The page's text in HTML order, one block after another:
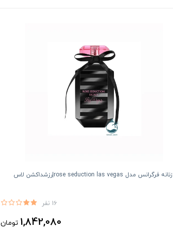
ادكلن زنانه فرگرانس مدل rose seduction las vegas|رزشداكشن لاس
16 نفر
1,842,080 تومان